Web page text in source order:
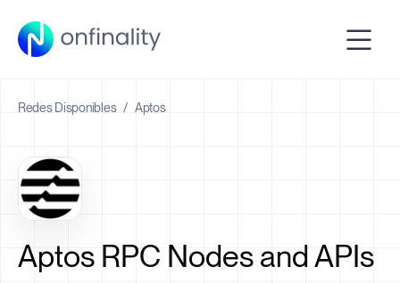
Redes Disponibles / Aptos
Aptos RPC Nodes and APIs